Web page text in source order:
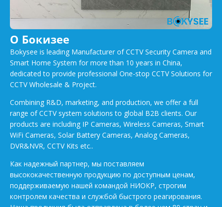
О Бокизее
Bokysee is leading Manufacturer of CCTV Security Camera and
Smart Home System for more than 10 years in China,
dedicated to provide professional One-stop CCTV Solutions for
CCTV Wholesale & Project.
Combining R&D, marketing, and production, we offer a full
range of CCTV system solutions to global B2B clients. Our
products are including IP Cameras, Wireless Cameras, Smart
WiFi Cameras, Solar Battery Cameras, Analog Cameras,
DVR&NVR, CCTV Kits etc..
Как надежный партнер, мы поставляем
высококачественную продукцию по доступным ценам,
поддерживаемую нашей командой НИОКР, строгим
контролем качества и службой быстрого реагирования.